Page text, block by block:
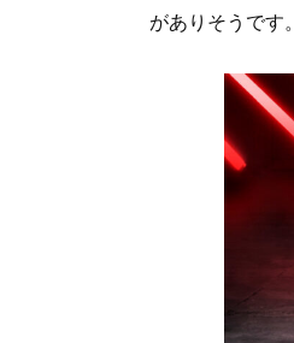
がありそうです。